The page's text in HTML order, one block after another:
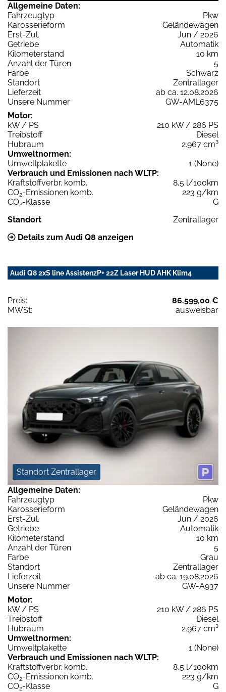
Allgemeine Daten:
Fahrzeugtyp
Pkw
Karosserieform
Geländewagen
Erst-Zul.
Jun / 2026
Getriebe
Automatik
Kilometerstand
10 km
Anzahl der Türen
5
Farbe
Schwarz
Standort
Zentrallager
Lieferzeit
ab ca. 12.08.2026
Unsere Nummer
GW-AML6375
Motor:
kW / PS
210 kW / 286 PS
Treibstoff
Diesel
Hubraum
2.967 cm³
Umweltnormen:
Umweltplakette
1 (None)
Verbrauch und Emissionen nach WLTP:
Kraftstoffverbr. komb.
8,5 l/100km
CO2-Emissionen komb.
223 g/km
CO2-Klasse
G
Standort
Zentrallager
Details zum Audi Q8 anzeigen
Audi Q8 2xS line AssistenzP+ 22Z Laser HUD AHK Klim4
Preis:
86.599,00 €
MWSt:
ausweisbar
Standort Zentrallager
Allgemeine Daten:
Fahrzeugtyp
Pkw
Karosserieform
Geländewagen
Erst-Zul.
Jun / 2026
Getriebe
Automatik
Kilometerstand
10 km
Anzahl der Türen
5
Farbe
Grau
Standort
Zentrallager
Lieferzeit
ab ca. 19.08.2026
Unsere Nummer
GW-A937
Motor:
kW / PS
210 kW / 286 PS
Treibstoff
Diesel
Hubraum
2.967 cm³
Umweltnormen:
Umweltplakette
1 (None)
Verbrauch und Emissionen nach WLTP:
Kraftstoffverbr. komb.
8,5 l/100km
CO2-Emissionen komb.
223 g/km
CO2-Klasse G